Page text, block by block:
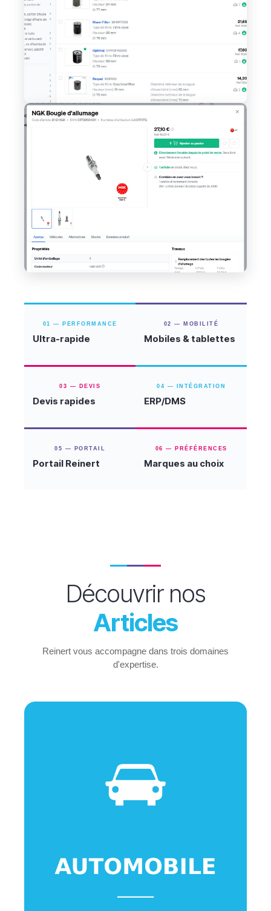
01 — PERFORMANCE
Ultra-rapide
02 — MOBILITÉ
Mobiles & tablettes
03 — DEVIS
Devis rapides
04 — INTÉGRATION
ERP/DMS
05 — PORTAIL
Portail Reinert
06 — PRÉFÉRENCES
Marques au choix
Découvrir nos
Articles
Reinert vous accompagne dans trois domaines
d'expertise.